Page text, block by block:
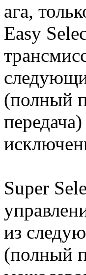
ага,
Easy
(полный
Super
из
(полный